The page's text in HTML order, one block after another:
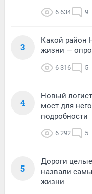
6 634 9
3
Какой район
жизни —
6 316 5
4
Новый
мост для
подробности
6 292 5
5
Дороги
назвали
жизни